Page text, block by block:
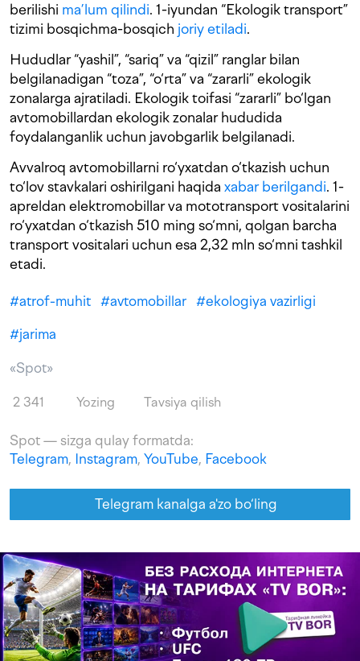
berilishi ma’lum qilindi. 1-iyundan “Ekologik transport”
tizimi bosqichma-bosqich joriy etiladi.
Hududlar “yashil”, “sariq” va “qizil” ranglar bilan
belgilanadigan “toza”, “o‘rta” va “zararli” ekologik
zonalarga ajratiladi. Ekologik toifasi “zararli” bo‘lgan
avtomobillardan ekologik zonalar hududida
foydalanganlik uchun javobgarlik belgilanadi.
Avvalroq avtomobillarni ro‘yxatdan o‘tkazish uchun
to‘lov stavkalari oshirilgani haqida xabar berilgandi. 1-
apreldan elektromobillar va mototransport vositalarini
ro‘yxatdan o‘tkazish 510 ming so‘mni, qolgan barcha
transport vositalari uchun esa 2,32 mln so‘mni tashkil
etadi.
#atrof-muhit #avtomobillar #ekologiya vazirligi
#jarima
«Spot»
2 341 Yozing Tavsiya qilish
Spot — sizga qulay formatda:
Telegram, Instagram, YouTube, Facebook
Telegram kanalga a'zo bo‘ling